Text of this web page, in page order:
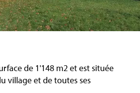
de 1'148 m2 et est située
village et de toutes ses